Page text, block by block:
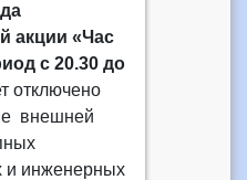
акции «Час
с 20.30 до
отключено
внешней
и инженерных